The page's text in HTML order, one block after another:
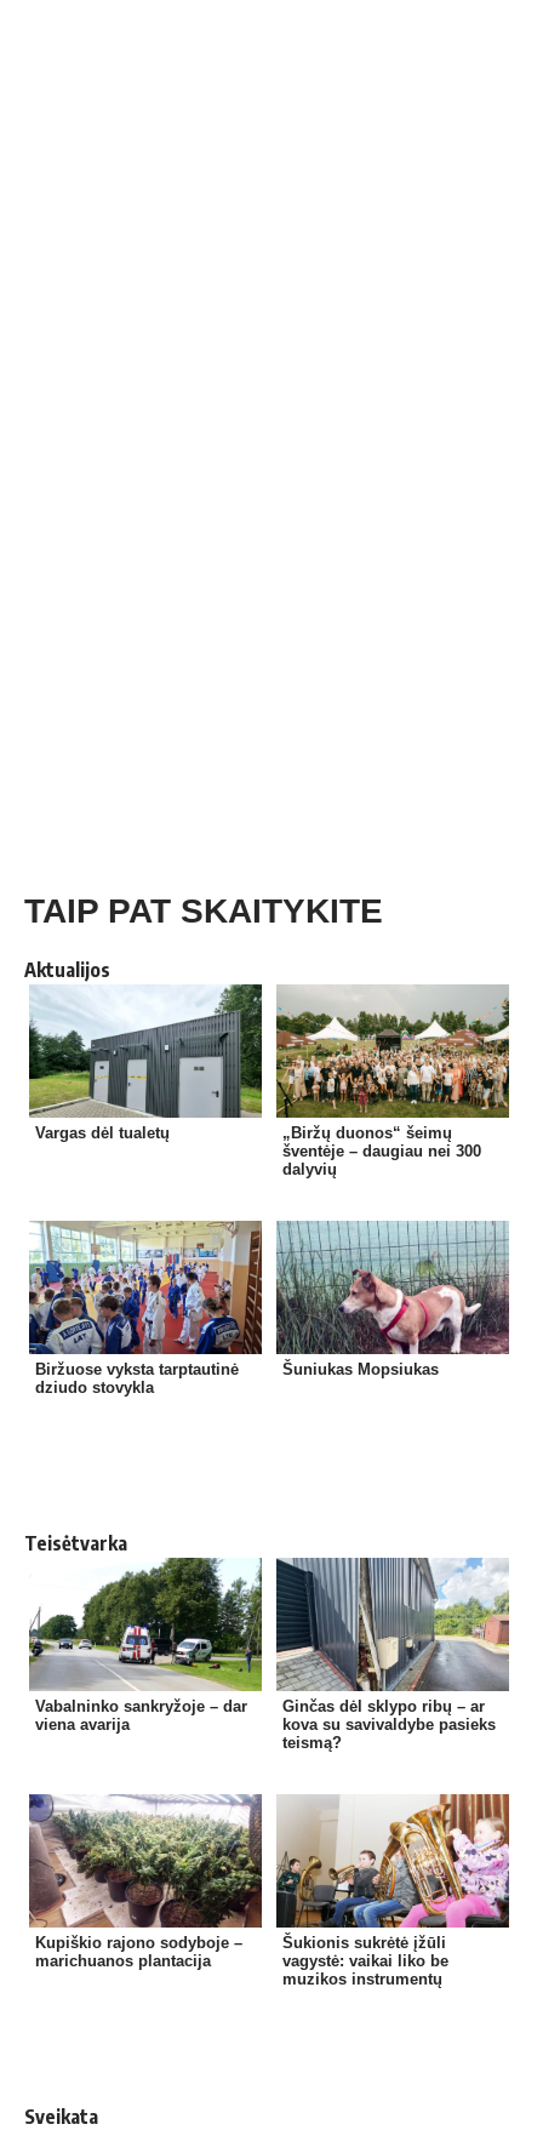
TAIP PAT SKAITYKITE
Aktualijos
Vargas dėl tualetų
„Biržų duonos“ šeimų
šventėje – daugiau nei 300
dalyvių
Biržuose vyksta tarptautinė
dziudo stovykla
Šuniukas Mopsiukas
Teisėtvarka
Vabalninko sankryžoje – dar
viena avarija
Ginčas dėl sklypo ribų – ar
kova su savivaldybe pasieks
teismą?
Kupiškio rajono sodyboje –
marichuanos plantacija
Šukionis sukrėtė įžūli
vagystė: vaikai liko be
muzikos instrumentų
Sveikata